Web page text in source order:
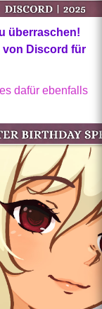
überraschen!
von Discord für
dafür ebenfalls